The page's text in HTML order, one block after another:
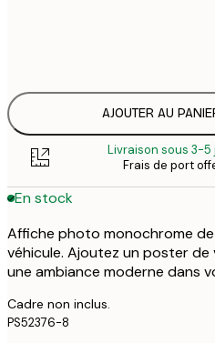
AJOUTER AU
Livraison sous 3-
Frais de port
En stock
Affiche photo monochrome
véhicule. Ajoutez un poster
une ambiance moderne dans
Cadre non inclus.
PS52376-8